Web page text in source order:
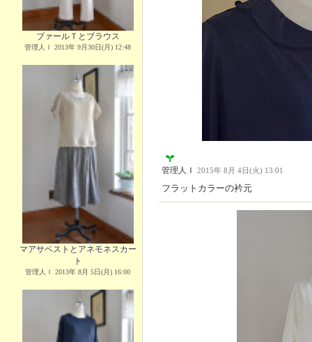
ブァールＴとブラウス
管理人Ｉ 2013年 9月30日(月) 12:48
マアサベストとアネモネスカー
ト
管理人Ｉ 2013年 8月 5日(月) 16:00
管理人Ｉ 2015年 8月 4日(火) 13:01
フラットカラーの衿元